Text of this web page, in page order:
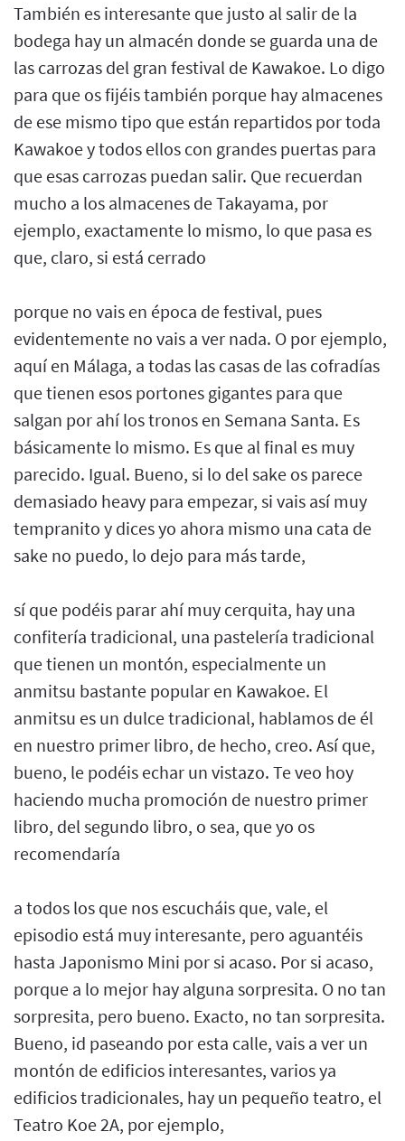
También es interesante que justo al salir de la
bodega hay un almacén donde se guarda una de
las carrozas del gran festival de Kawakoe. Lo digo
para que os fijéis también porque hay almacenes
de ese mismo tipo que están repartidos por toda
Kawakoe y todos ellos con grandes puertas para
que esas carrozas puedan salir. Que recuerdan
mucho a los almacenes de Takayama, por
ejemplo, exactamente lo mismo, lo que pasa es
que, claro, si está cerrado
porque no vais en época de festival, pues
evidentemente no vais a ver nada. O por ejemplo,
aquí en Málaga, a todas las casas de las cofradías
que tienen esos portones gigantes para que
salgan por ahí los tronos en Semana Santa. Es
básicamente lo mismo. Es que al final es muy
parecido. Igual. Bueno, si lo del sake os parece
demasiado heavy para empezar, si vais así muy
tempranito y dices yo ahora mismo una cata de
sake no puedo, lo dejo para más tarde,
sí que podéis parar ahí muy cerquita, hay una
confitería tradicional, una pastelería tradicional
que tienen un montón, especialmente un
anmitsu bastante popular en Kawakoe. El
anmitsu es un dulce tradicional, hablamos de él
en nuestro primer libro, de hecho, creo. Así que,
bueno, le podéis echar un vistazo. Te veo hoy
haciendo mucha promoción de nuestro primer
libro, del segundo libro, o sea, que yo os
recomendaría
a todos los que nos escucháis que, vale, el
episodio está muy interesante, pero aguantéis
hasta Japonismo Mini por si acaso. Por si acaso,
porque a lo mejor hay alguna sorpresita. O no tan
sorpresita, pero bueno. Exacto, no tan sorpresita.
Bueno, id paseando por esta calle, vais a ver un
montón de edificios interesantes, varios ya
edificios tradicionales, hay un pequeño teatro, el
Teatro Koe 2A, por ejemplo,